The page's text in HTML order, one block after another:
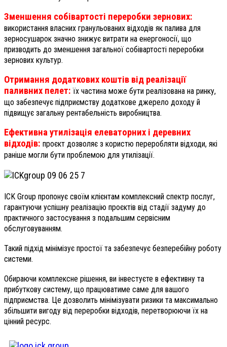
Зменшення собівартості переробки зернових:
використання власних гранульованих відходів як палива для
зерносушарок значно знижує витрати на енергоносії, що
призводить до зменшення загальної собівартості переробки
зернових культур.
Отримання додаткових коштів від реалізації
паливних пелет: їх частина може бути реалізована на ринку,
що забезпечує підприємству додаткове джерело доходу й
підвищує загальну рентабельність виробництва.
Ефективна утилізація елеваторних і деревних
відходів: проєкт дозволяє з користю переробляти відходи, які
раніше могли бути проблемою для утилізації.
ICK Group пропонує своїм клієнтам комплексний спектр послуг,
гарантуючи успішну реалізацію проєктів від стадії задуму до
практичного застосування з подальшим сервісним
обслуговуванням.
Такий підхід мінімізує простої та забезпечує безперебійну роботу
системи.
Обираючи комплексне рішення, ви інвестуєте в ефективну та
прибуткову систему, що працюватиме саме для вашого
підприємства. Це дозволить мінімізувати ризики та максимально
збільшити вигоду від переробки відходів, перетворюючи їх на
цінний ресурс.